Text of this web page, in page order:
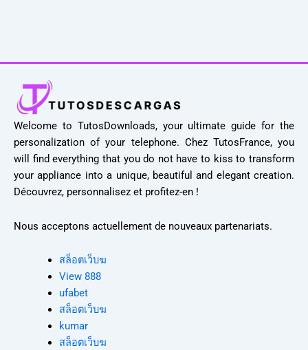
Welcome to TutosDownloads, your ultimate guide for the
personalization of your telephone. Chez TutosFrance, you
will find everything that you do not have to kiss to transform
your appliance into a unique, beautiful and elegant creation.
Découvrez, personnalisez et profitez-en !
Nous acceptons actuellement de nouveaux partenariats.
สล็อตเว็บฆ
View 888
ufabet
สล็อตเว็บฆ
kumar
สล็อตเว็บฆ